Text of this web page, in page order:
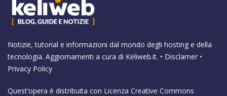
Notizie, tutorial e informazioni dal mondo degli hosting e della
tecnologia. Aggiornamenti a cura di Keliweb.it. • Disclamer •
Privacy Policy
Quest’opera è distribuita con Licenza Creative Commons